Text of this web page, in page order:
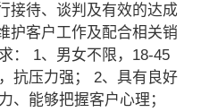
接待、谈判及有效的达成
护客户工作及配合相关销
： 1、男女不限，18-45
抗压力强； 2、具有良好
、能够把握客户心理；